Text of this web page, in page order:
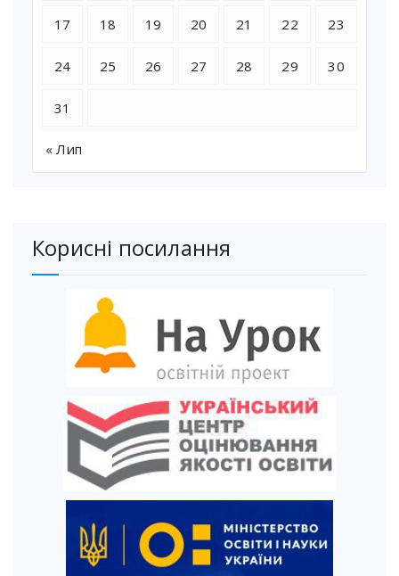
17 18 19 20 21 22 23
24 25 26 27 28 29 30
31
« Лип
Корисні посилання